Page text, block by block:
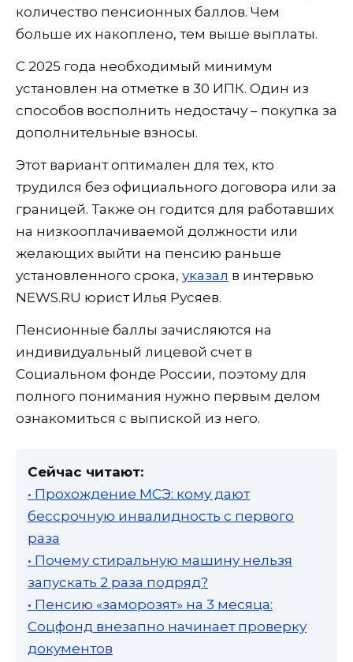
количество пенсионных баллов. Чем
больше их накоплено, тем выше выплаты.
С 2025 года необходимый минимум
установлен на отметке в 30 ИПК. Один из
способов восполнить недостачу – покупка за
дополнительные взносы.
Этот вариант оптимален для тех, кто
трудился без официального договора или за
границей. Также он годится для работавших
на низкооплачиваемой должности или
желающих выйти на пенсию раньше
установленного срока, указал в интервью
NEWS.RU юрист Илья Русяев.
Пенсионные баллы зачисляются на
индивидуальный лицевой счет в
Социальном фонде России, поэтому для
полного понимания нужно первым делом
ознакомиться с выпиской из него.
Сейчас читают:
• Прохождение МСЭ: кому дают
бессрочную инвалидность с первого
раза
• Почему стиральную машину нельзя
запускать 2 раза подряд?
• Пенсию «заморозят» на 3 месяца:
Соцфонд внезапно начинает проверку
документов